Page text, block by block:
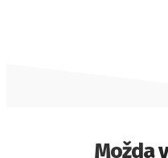
Možda